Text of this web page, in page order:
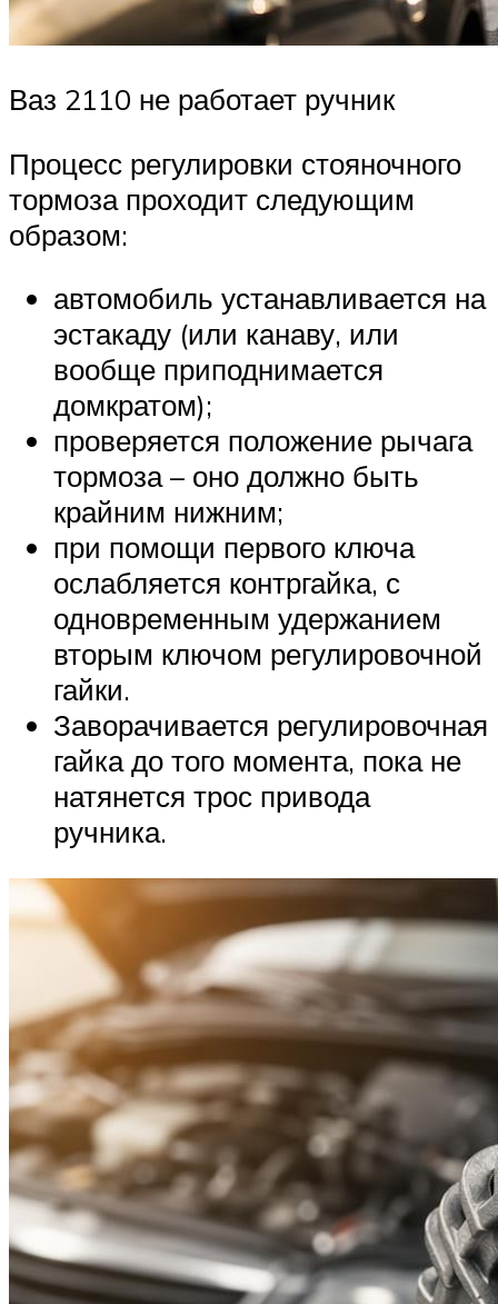
Ваз 2110 не работает ручник
Процесс регулировки стояночного
тормоза проходит следующим
образом:
автомобиль устанавливается на
эстакаду (или канаву, или
вообще приподнимается
домкратом);
проверяется положение рычага
тормоза – оно должно быть
крайним нижним;
при помощи первого ключа
ослабляется контргайка, с
одновременным удержанием
вторым ключом регулировочной
гайки.
Заворачивается регулировочная
гайка до того момента, пока не
натянется трос привода
ручника.